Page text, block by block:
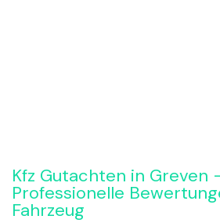
Kfz Gutachten in Greven
Professionelle
Fahrzeug